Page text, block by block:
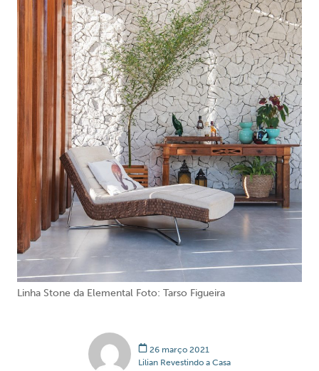
Linha Stone da Elemental Foto: Tarso Figueira
26 março 2021
Lilian Revestindo a Casa